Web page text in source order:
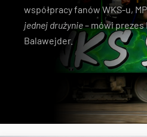
współpracy fanów WKS-u,
jednej drużynie– mówi prezes
Balawejder.